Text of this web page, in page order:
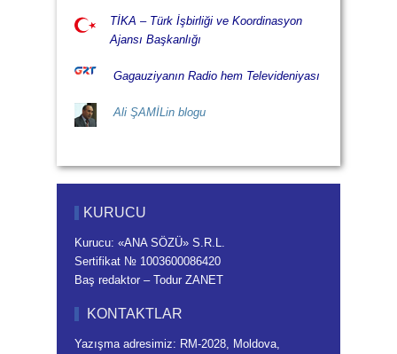
TİKA – Türk İşbirliği ve Koordinasyon
Ajansı Başkanlığı
Gagauziyanın Radio hem Televideniyası
Ali ŞAMİLin blogu
KURUCU
Kurucu: «ANA SÖZÜ» S.R.L.
Sertifikat № 1003600086420
Baş redaktor – Todur ZANET
KONTAKTLAR
Yazışma adresimiz: RM-2028, Moldova,